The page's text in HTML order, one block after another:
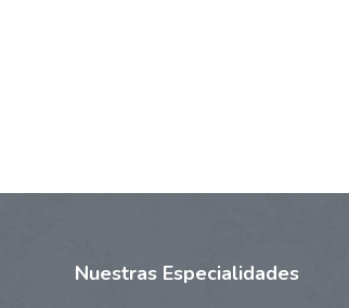
Nuestras Especialidades